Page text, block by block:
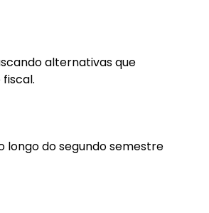
alternativas que
longo do segundo semestre